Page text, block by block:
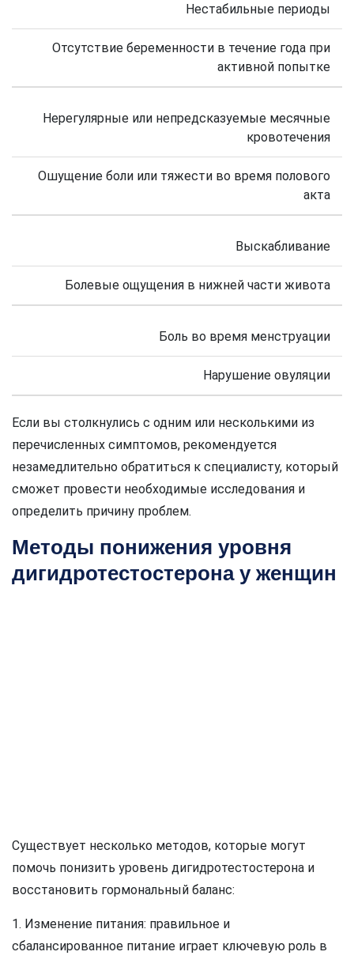
Нестабильные периоды
Отсутствие беременности в течение года при
активной попытке
Нерегулярные или непредсказуемые месячные
кровотечения
Ошущение боли или тяжести во время полового
акта
Выскабливание
Болевые ощущения в нижней части живота
Боль во время менструации
Нарушение овуляции
Если вы столкнулись с одним или несколькими из
перечисленных симптомов, рекомендуется
незамедлительно обратиться к специалисту, который
сможет провести необходимые исследования и
определить причину проблем.
Методы понижения уровня
дигидротестостерона у женщин
Существует несколько методов, которые могут
помочь понизить уровень дигидротестостерона и
восстановить гормональный баланс:
1. Изменение питания: правильное и
сбалансированное питание играет ключевую роль в